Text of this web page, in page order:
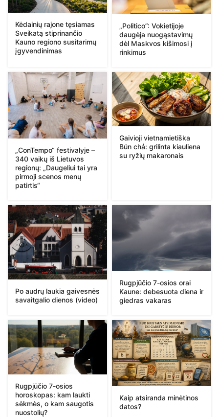
Kėdainių rajone tęsiamas
Sveikatą stiprinančio
Kauno regiono susitarimų
įgyvendinimas
„Politico”: Vokietijoje
daugėja nuogąstavimų
dėl Maskvos kišimosi į
rinkimus
„ConTempo“ festivalyje –
340 vaikų iš Lietuvos
regionų: „Daugeliui tai yra
pirmoji scenos menų
patirtis“
Gaivioji vietnamietiška
Bún chả: grilinta kiauliena
su ryžių makaronais
Po audrų laukia gaivesnės
savaitgalio dienos (video)
Rugpjūčio 7-osios orai
Kaune: debesuota diena ir
giedras vakaras
Rugpjūčio 7-osios
horoskopas: kam laukti
sėkmės, o kam saugotis
nuostolių?
Kaip atsiranda minėtinos
datos?